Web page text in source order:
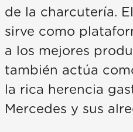
de la charcutería.
sirve como
a los mejores
también actúa
la rica herencia
Mercedes y sus